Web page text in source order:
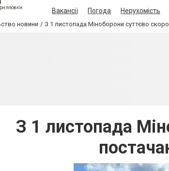
Вакансії Погода Нерухомість
новини З 1 листопада Міноборони суттєво
З 1 листопада